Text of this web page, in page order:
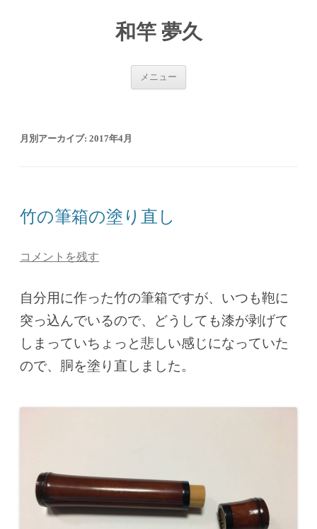
和竿 夢久
メニュー
月別アーカイブ: 2017年4月
竹の筆箱の塗り直し
コメントを残す
自分用に作った竹の筆箱ですが、いつも鞄に
突っ込んでいるので、どうしても漆が剥げて
しまっていちょっと悲しい感じになっていた
ので、胴を塗り直しました。